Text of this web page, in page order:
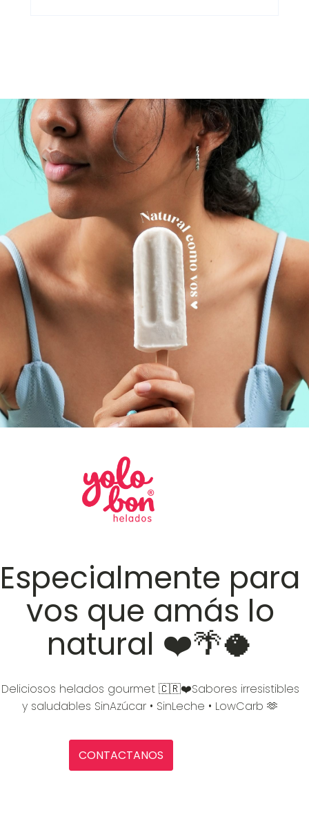
Especialmente para
vos que amás lo
natural ❤️🌴🥥
Deliciosos helados gourmet 🇨🇷❤️Sabores irresistibles
y saludables SinAzúcar • SinLeche • LowCarb 🫶
CONTACTANOS